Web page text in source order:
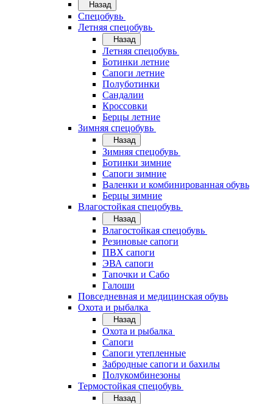
Назад
Спецобувь
Летняя спецобувь
Назад
Летняя спецобувь
Ботинки летние
Сапоги летние
Полуботинки
Сандалии
Кроссовки
Берцы летние
Зимняя спецобувь
Назад
Зимняя спецобувь
Ботинки зимние
Сапоги зимние
Валенки и комбинированная обувь
Берцы зимние
Влагостойкая спецобувь
Назад
Влагостойкая спецобувь
Резиновые сапоги
ПВХ сапоги
ЭВА сапоги
Тапочки и Сабо
Галоши
Повседневная и медицинская обувь
Охота и рыбалка
Назад
Охота и рыбалка
Сапоги
Сапоги утепленные
Забродные сапоги и бахилы
Полукомбинезоны
Термостойкая спецобувь
Назад